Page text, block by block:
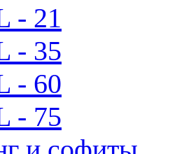
- 21
- 35
- 60
- 75